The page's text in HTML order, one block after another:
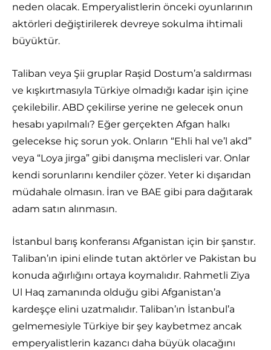
neden olacak. Emperyalistlerin önceki oyunlarının
aktörleri değiştirilerek devreye sokulma ihtimali
büyüktür.
Taliban veya Şii gruplar Raşid Dostum’a saldırması
ve kışkırtmasıyla Türkiye olmadığı kadar işin içine
çekilebilir. ABD çekilirse yerine ne gelecek onun
hesabı yapılmalı? Eğer gerçekten Afgan halkı
gelecekse hiç sorun yok. Onların “Ehli hal ve’l akd”
veya “Loya jirga” gibi danışma meclisleri var. Onlar
kendi sorunlarını kendiler çözer. Yeter ki dışarıdan
müdahale olmasın. İran ve BAE gibi para dağıtarak
adam satın alınmasın.
İstanbul barış konferansı Afganistan için bir şanstır.
Taliban’ın ipini elinde tutan aktörler ve Pakistan bu
konuda ağırlığını ortaya koymalıdır. Rahmetli Ziya
Ul Haq zamanında olduğu gibi Afganistan’a
kardeşçe elini uzatmalıdır. Taliban’ın İstanbul’a
gelmemesiyle Türkiye bir şey kaybetmez ancak
emperyalistlerin kazancı daha büyük olacağını